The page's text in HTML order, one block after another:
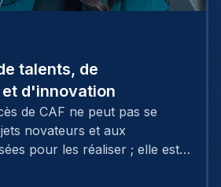
talents, de
d'innovation
de CAF ne peut pas se
novateurs et aux
pour les réaliser ; elle est